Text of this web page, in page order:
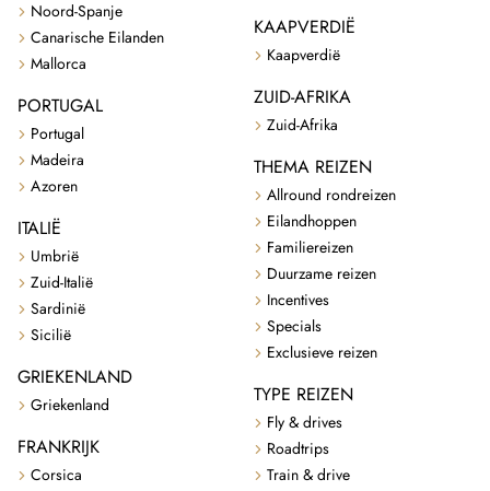
Noord-Spanje
Canarische Eilanden
Mallorca
PORTUGAL
Portugal
Madeira
Azoren
ITALIË
Umbrië
Zuid-Italië
Sardinië
Sicilië
GRIEKENLAND
Griekenland
FRANKRIJK
Corsica
KAAPVERDIË
Kaapverdië
ZUID-AFRIKA
Zuid-Afrika
THEMA REIZEN
Allround rondreizen
Eilandhoppen
Familiereizen
Duurzame reizen
Incentives
Specials
Exclusieve reizen
TYPE REIZEN
Fly & drives
Roadtrips
Train & drive